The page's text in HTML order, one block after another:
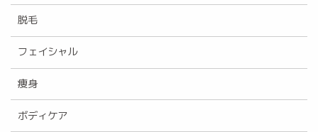
脱毛
フェイシャル
痩身
ボディケア